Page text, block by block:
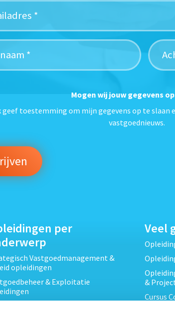
Mogen wij jouw gegevens
geef toestemming om mijn gegevens op te
vastgoednieuws.
per
Vastgoedmanagement &
opleidingen
& Exploitatie
Veel
&
Cursus